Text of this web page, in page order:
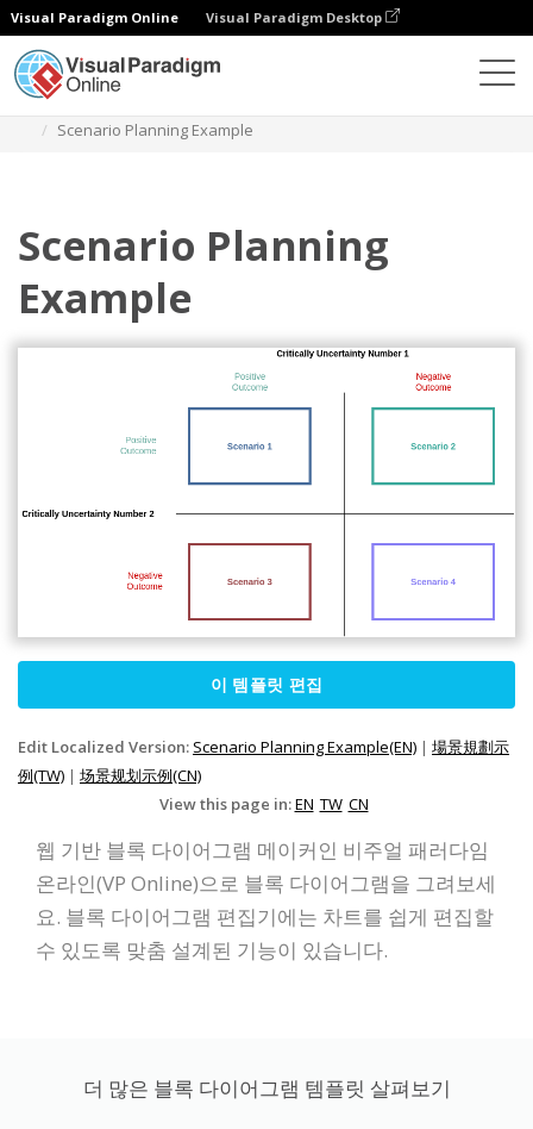
Visual Paradigm Online Visual Paradigm Desktop
Scenario Planning Example
Scenario Planning
Example
이 템플릿 편집
Edit Localized Version: Scenario Planning Example(EN) | 場景規劃示
例(TW) | 场景规划示例(CN)
View this page in:EN TW CN
웹 기반 블록 다이어그램 메이커인 비주얼 패러다임
온라인(VP Online)으로 블록 다이어그램을 그려보세
요. 블록 다이어그램 편집기에는 차트를 쉽게 편집할
수 있도록 맞춤 설계된 기능이 있습니다.
더 많은 블록 다이어그램 템플릿 살펴보기